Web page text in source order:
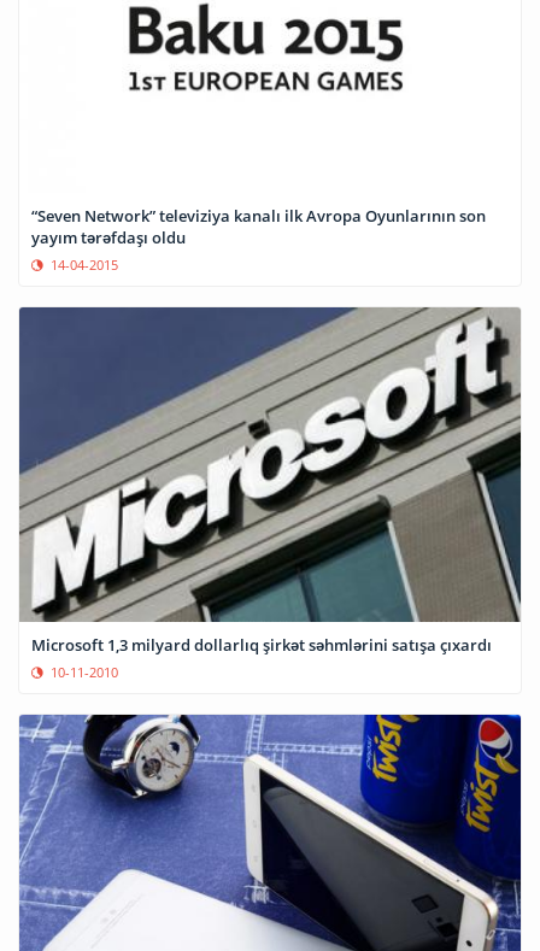
“Seven Network” televiziya kanalı ilk Avropa Oyunlarının son
yayım tərəfdaşı oldu
14-04-2015
Microsoft 1,3 milyard dollarlıq şirkət səhmlərini satışa çıxardı
10-11-2010